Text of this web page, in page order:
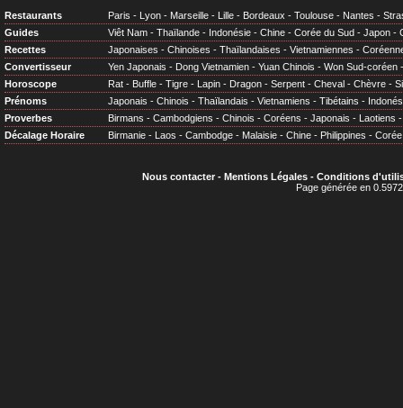
Restaurants Paris - Lyon - Marseille - Lille - Bordeaux - Toulouse - Nantes -
Guides
Viêt Nam - Thaïlande - Indonésie - Chine - Corée du Sud - Japon -
Recettes
Japonaises - Chinoises - Thaïlandaises - Vietnamiennes -
Convertisseur
Yen Japonais - Dong Vietnamien - Yuan Chinois - Won Sud-coréen
Horoscope
Rat - Buffle - Tigre - Lapin - Dragon - Serpent - Cheval - Chèvre -
Prénoms
Japonais - Chinois - Thaïlandais - Vietnamiens - Tibétains -
Proverbes
Birmans - Cambodgiens - Chinois - Coréens - Japonais - Laotiens
Décalage Horaire
Birmanie - Laos - Cambodge - Malaisie - Chine - Philippines - Corée
Nous contacter- Mentions Légales- Conditions
Page générée en